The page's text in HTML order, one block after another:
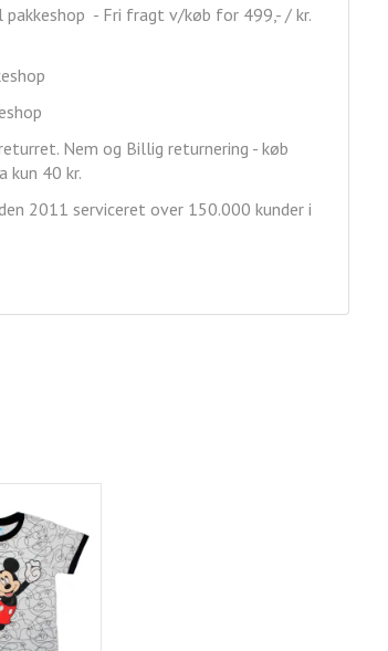
pakkeshop - Fri fragt v/køb for 499,- / kr.
Nem og Billig returnering - køb
kun 40 kr.
2011 serviceret over 150.000 kunder i